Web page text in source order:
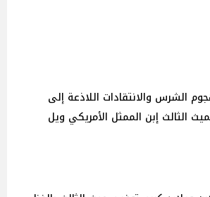
الشرس والانتقادات اللاذعة إلى
الثالث إبن الممثل الأمريكي ويل